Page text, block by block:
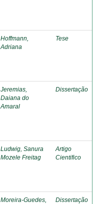
Hoffmann,
Adriana
Tese
Jeremias,
Daiana do
Amaral
Dissertação
Ludwig, Sanura
Mozele Freitag
Artigo
Cientifico
Moreira-Guedes,
Dissertação